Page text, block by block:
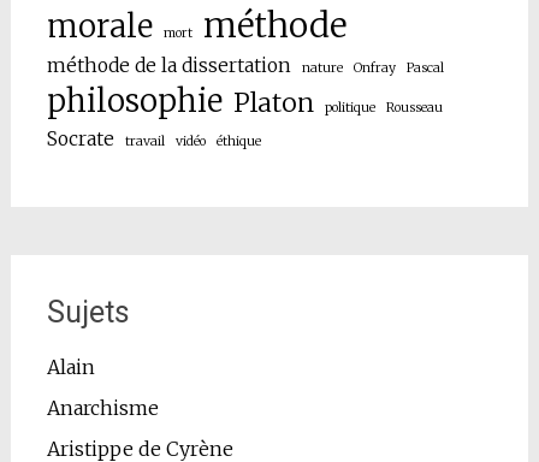
morale mort méthode
méthode de la dissertation nature Onfray Pascal
philosophie Platon politique Rousseau
Socrate travail vidéo éthique
Sujets
Alain
Anarchisme
Aristippe de Cyrène